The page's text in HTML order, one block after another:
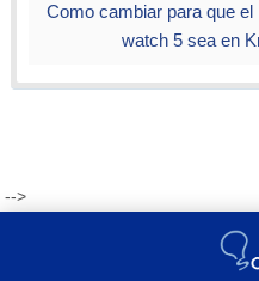
Como cambiar para que
watch 5 sea en
-->